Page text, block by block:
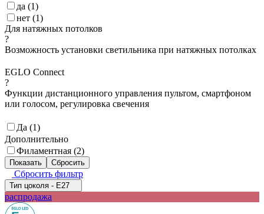
да (1)
нет (1)
Для натяжных потолков
?
Возможность установки светильника при натяжных потолках
EGLO Connect
?
Функции дистанционного управления пультом, смартфоном
или голосом, регулировка свечения
Да (1)
Дополнительно
Филаментная (2)
Сбросить фильтр
Тип цоколя - E27
распродажа